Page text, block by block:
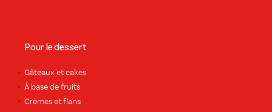
Pour le dessert
Gâteaux et cakes
À base de fruits
Crèmes et flans